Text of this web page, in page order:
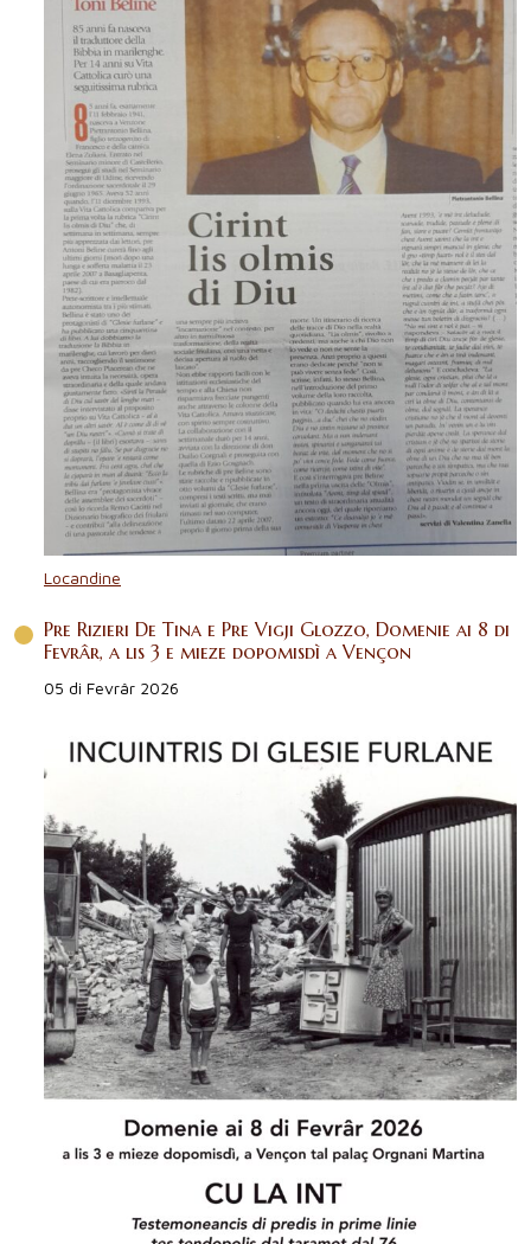
Locandine
Pre Rizieri De Tina e Pre Vigji Glozzo, Domenie ai 8 di
Fevrâr, a lis 3 e mieze dopomisdì a Vençon
05 di Fevrâr 2026